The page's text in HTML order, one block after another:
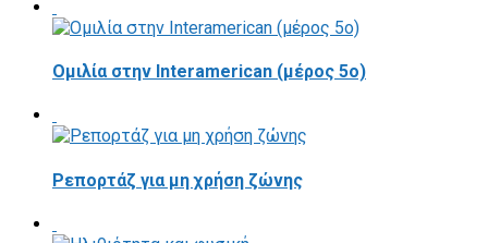
Ομιλία στην Interamerican (μέρος 5ο)
Ρεπορτάζ για μη χρήση ζώνης